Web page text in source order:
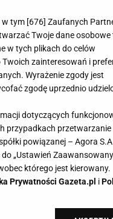
w tym [676] Zaufanych
Twoje dane osobowe
w tych plikach do celów
zainteresowań i
Wyrażenie zgody jest
zgodę uprzednio
dotyczących
przypadkach przetwarzanie
powiązanej – Agora
„Ustawień
którego jest kierowany.
Prywatności Gazeta.pl i